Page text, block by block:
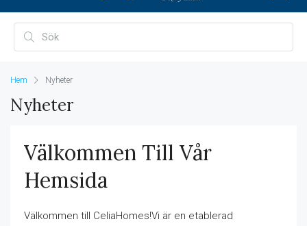
Hem Nyheter
Nyheter
Välkommen Till Vår
Hemsida
Välkommen till CeliaHomes!Vi är en etablerad